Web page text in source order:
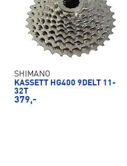
SHIMANO
KASSETT HG400 9DELT 11-
32T
379,-